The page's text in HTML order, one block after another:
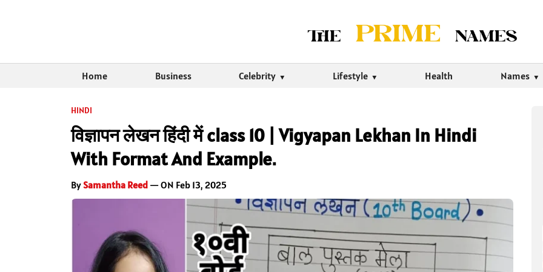
Home Business Celebrity Lifestyle Health Names
HINDI
विज्ञापन लेखन हिंदी में class 10 | Vigyapan Lekhan In Hindi
With Format And Example.
BySamantha Reed — ON Feb 13, 2025